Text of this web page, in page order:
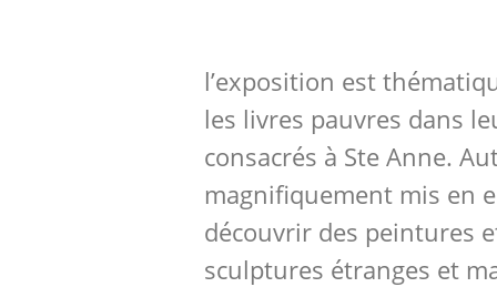
l’exposition est
les livres pauvres dans
consacrés à Ste Anne.
magnifiquement mis en
découvrir des peintures
sculptures étranges et